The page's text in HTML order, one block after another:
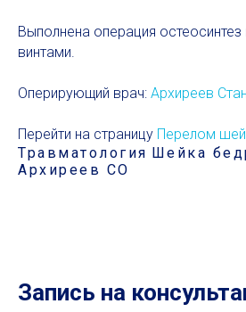
Выполнена операция
винтами.
Оперирующий врач: Архиреев
Перейти на страницу Перелом
Травматология Шейка
Архиреев СО
Запись на